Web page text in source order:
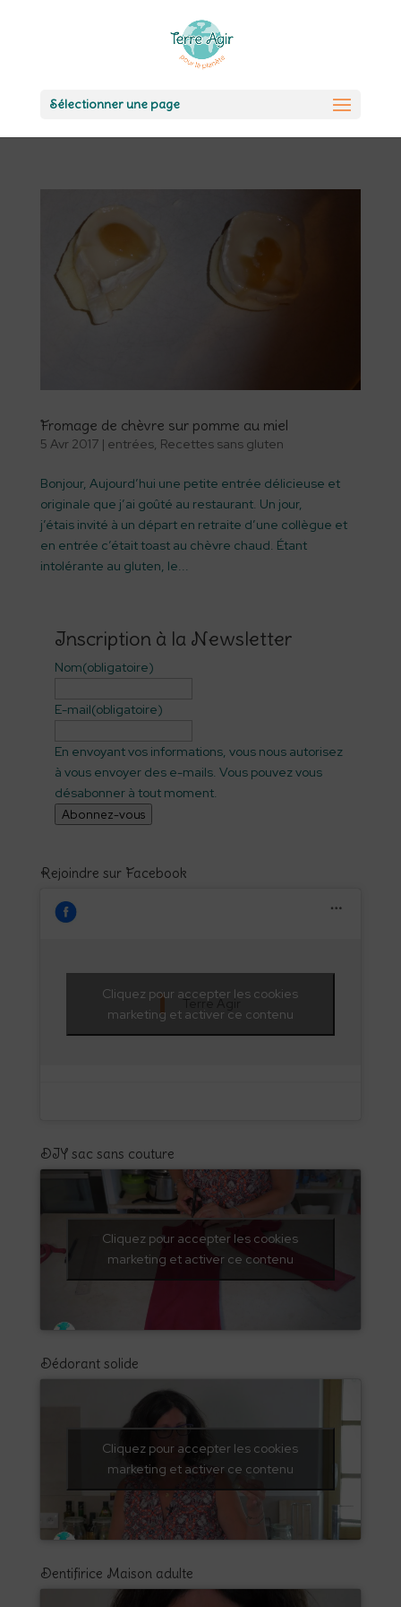
Sélectionner une page
Fromage de chèvre sur pomme au miel
5 Avr 2017| entrées, Recettes sans gluten
Bonjour, Aujourd’hui une petite entrée délicieuse et
originale que j’ai goûté au restaurant. Un jour,
j’étais invité à un départ en retraite d’une collègue et
en entrée c’était toast au chèvre chaud. Étant
intolérante au gluten, le...
Inscription à la Newsletter
Nom(obligatoire)
E-mail(obligatoire)
En envoyant vos informations, vous nous autorisez
à vous envoyer des e-mails. Vous pouvez vous
désabonner à tout moment.
Abonnez-vous
Rejoindre sur Facebook
Terre Agir
Cliquez pour accepter les cookies
marketing et activer ce contenu
DIY sac sans couture
Cliquez pour accepter les cookies
marketing et activer ce contenu
Dédorant solide
Cliquez pour accepter les cookies
marketing et activer ce contenu
Dentifirice Maison adulte